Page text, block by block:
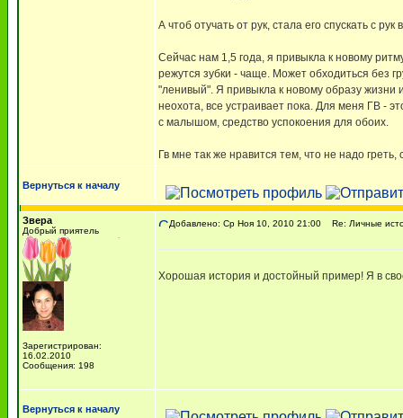
А чтоб отучать от рук, стала его спускать с
Сейчас нам 1,5 года, я привыкла к новому
режутся зубки - чаще. Может обходиться без
"ленивый". Я привыкла к новому образу жизни
неохота, все устраивает пока. Для меня ГВ -
с малышом, средство успокоения для обоих.
Гв мне так же нравится тем, что не надо
Вернуться к началу
Звера
Добрый приятель
Зарегистрирован:
16.02.2010
Сообщения: 198
Добавлено: Ср Ноя 10, 2010 21:00 Re: Личные
Хорошая история и достойный пример! Я в
Вернуться к началу